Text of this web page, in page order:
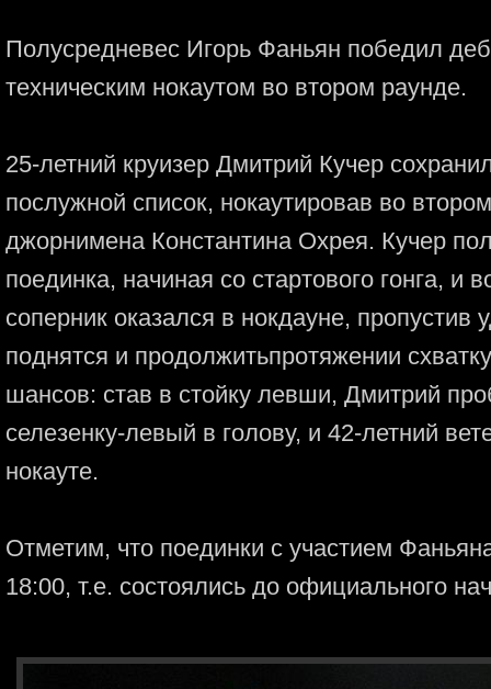
Полусредневес Игорь Фаньян победил
техническим нокаутом во втором раунде.
25-летний круизер Дмитрий Кучер
послужной список, нокаутировав во
джорнимена Константина Охрея. Кучер
поединка, начиная со стартового гонга, и
соперник оказался в нокдауне, пропустив
поднятся и продолжитьпротяжении
шансов: став в стойку левши, Дмитрий
селезенку-левый в голову, и 42-летний
нокауте.
Отметим, что поединки с участием
18:00, т.е. состоялись до официального